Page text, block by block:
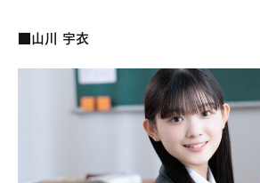
■山川 宇衣